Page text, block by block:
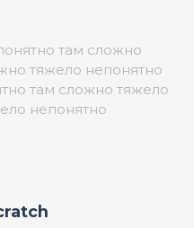
там сложно
тяжело непонятно
там сложно тяжело
непонятно